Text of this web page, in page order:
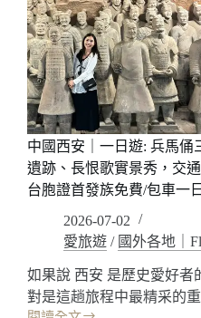
中國西安｜一日遊: 兵馬俑
遺跡、長恨歌實景秀，交
台胞證首發族免費/包車一
2026-07-02
愛旅遊 / 國外各地｜
如果說 西安 是歷史愛好者
對是這趟旅程中最精采的